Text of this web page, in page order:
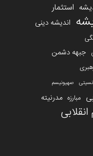
استثمار
اندیشه دینی
جبهه دشمن
صهیونیسم
مبارزه مدرنیته
انقلابی